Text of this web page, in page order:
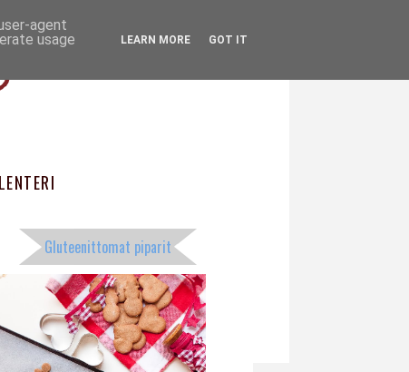
Gluteenittomat piparit
agent
usage
LEARN MORE GOT IT